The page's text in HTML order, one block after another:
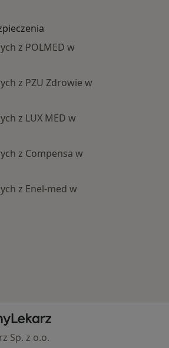
z POLMED w
z PZU Zdrowie w
z LUX MED w
z Compensa w
z Enel-med w
główna
Sp. z o.o.